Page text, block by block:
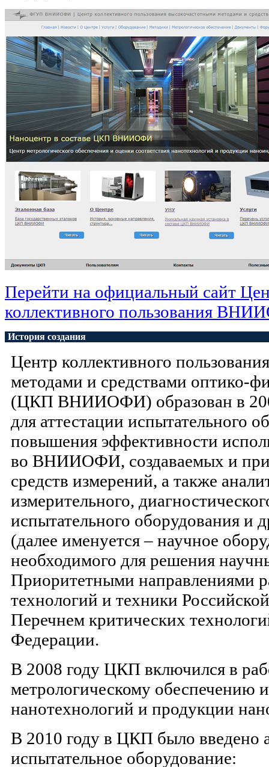
Перейти на официальный сайт
коллективного пользования
История создания
Центр коллективного
методами и средствами оптико-
(ЦКП ВНИИОФИ) образован в
для аттестации испытательного
повышения эффективности
во ВНИИОФИ, создаваемых и
средств измерений, а также
измерительного,
испытательного оборудования и
(далее именуется – научное
необходимого для решения
Приоритетными направлениями
технологий и техники
Перечнем критических
Федерации.
В 2008 году ЦКП включился в
метрологическому обеспечению
нанотехнологий и продукции
В 2010 году в ЦКП было введено
испытательное оборудование: